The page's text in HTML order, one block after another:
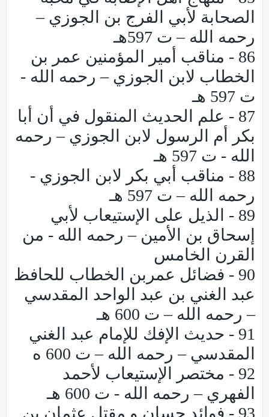
الصحابة لأبي الفرج بن الجوزي –
رحمه الله – ت 597هـ
86 - مناقب أمير المؤمنين عمر بن
الخطاب لابن الجوزي – رحمه الله -
ت 597 هـ
87 - علم الحديث المنقول في أن أبا
بكر أم الرسول لابن الجوزي – رحمه
الله - ت 597 هـ
88 - مناقب أبي بكر لابن الجوزي -
رحمه الله – ت 597 هـ
89 - الذيل على الإستيعاب لأبي
إسحاق بن الأمين – رحمه الله - من
القرن الخامس
90 - فضائل عمربن الخطاب للحافظ
عبد الغني بن عبد الواحد المقدسي
– رحمه الله – ت 600 هـ
91 - حديث الإفك للإمام عبد الغني
المقدسي – رحمه الله – ت 600 ه
92 - مختصر الإستيعاب لأحمد
الفهري – رحمه الله - ت 600 هـ